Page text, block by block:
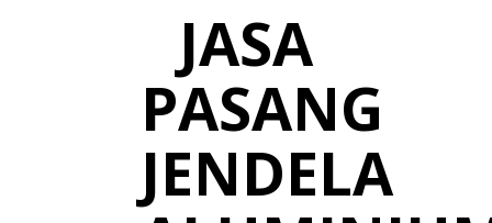
JASA
PASANG
JENDELA